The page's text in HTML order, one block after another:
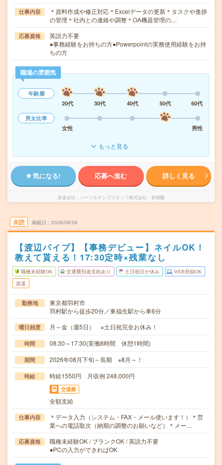
仕事内容
＊資料作成や修正対応＊Excelデータの更新＊タスクや進捗
の管理＊社内との連絡や調整＊OA機器管理の…
応募資格
英語力不要
●事務経験をお持ちの方●Powerpointの実務使用経験をお持
ちの方
職場の雰囲気
年齢層
20代
30代 40代 50代
60代
男女比率
女性
男性
もっと見る
気になる! 応募へ進む 詳しく見る
派遣会社 パーソルテンプスタッフ株式会社 首都圏
未読 掲載日 2026/08/06
【渡辺パイプ】【事務デビュー】ネイルOK！
教えて貰える！17:30定時×残業なし
職種未経験OK 交通費別途支給あり 土日祝日が休み WEB登録OK
派遣
勤務地
東京都羽村市
羽村駅から徒歩20分／東福生駅から車6分
曜日頻度 月～金（週5日） ※土日祝完全お休み！
時間 08:30～17:30(実働8時間 休憩1時間)
期間 2026年08月下旬～長期 ※8月～！
時給 時給1550円 月収例 248,000円
交通費
全額支給
仕事内容
＊データ入力（システム・FAX・メール使います！）＊営
業への電話取次（納期の調整のお願いなど）＊メー…
応募資格
職種未経験OK / ブランクOK / 英語力不要
●PCの入力ができればOK